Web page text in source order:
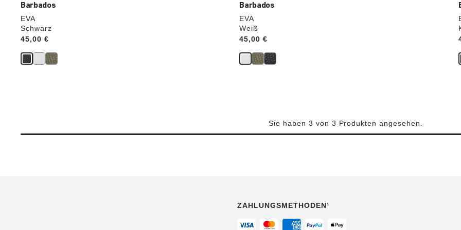
Barbados
EVA
Schwarz
Price:
45,00 €
Barbados
EVA
Weiß
Price:
45,00 €
Sie haben 3 von 3 Produkten angesehen.
ZAHLUNGSMETHODEN¹